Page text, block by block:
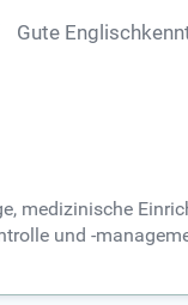
Gute
medizinische
und -